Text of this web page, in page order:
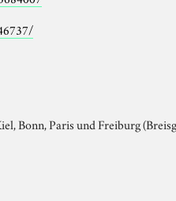
Bonn, Paris und Freiburg